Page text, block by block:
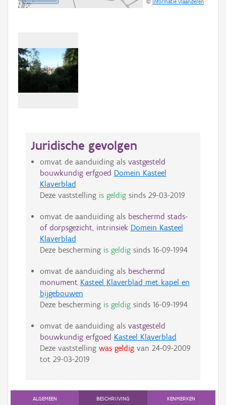
©Informatie Vlaanderen
Juridische gevolgen
omvat de aanduiding als vastgesteld
bouwkundig erfgoed Domein Kasteel
Klaverblad
Deze vaststelling is geldigsinds 29-03-2019
omvat de aanduiding als beschermd stads-
of dorpsgezicht, intrinsiek Domein Kasteel
Klaverblad
Deze bescherming is geldigsinds 16-09-1994
omvat de aanduiding als beschermd
monument Kasteel Klaverblad met kapel en
bijgebouwen
Deze bescherming is geldigsinds 16-09-1994
omvat de aanduiding als vastgesteld
bouwkundig erfgoed Kasteel Klaverblad
Deze vaststelling was geldigvan 24-09-2009
tot 29-03-2019
ALGEMEEN BESCHRIJVING KENMERKEN